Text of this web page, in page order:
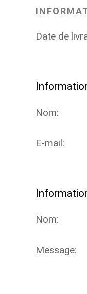
Date de
Nom:
E-mail:
Nom:
Message: